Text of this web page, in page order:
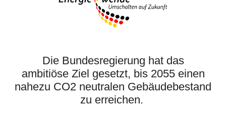
Die Bundesregierung hat das
ambitiöse Ziel gesetzt, bis 2055 einen
nahezu CO2 neutralen Gebäudebestand
zu erreichen.